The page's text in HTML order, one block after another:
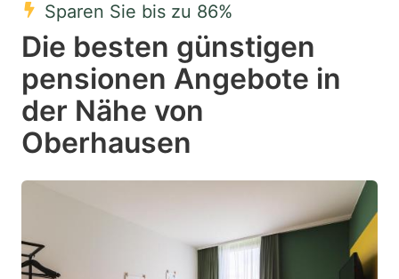
select
a
date.
Press
the
question
mark
a
date.
mark
to
get
Sparen Sie bis zu 86%
Die besten günstigen
pensionen Angebote in
der Nähe von
Oberhausen